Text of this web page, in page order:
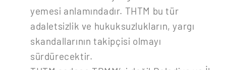
yemesi anlamındadır. THTM bu tür
adaletsizlik ve hukuksuzlukların, yargı
skandallarının takipçisi olmayı
sürdürecektir.